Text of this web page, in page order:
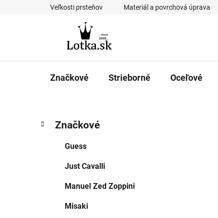
Veľkosti prsteňov Materiál a povrchová úprava
Značkové Strieborné Oceľové
B
kategórie
a
Značkové
Guess
Just Cavalli
Manuel Zed Zoppini
Misaki